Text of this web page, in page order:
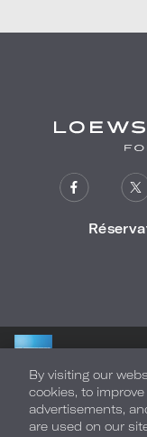
LOEWS HOTELS & CO
WARMLY WELCOMES
By visiting our
cookies, to
advertisements,
are used on our